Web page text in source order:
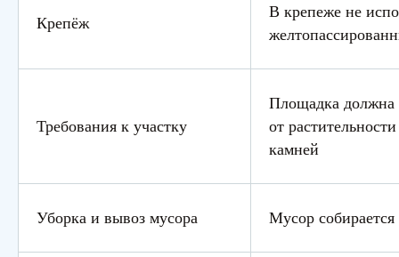
Крепёж
В крепеже не
Требования к участку
Площадка должна
от
камней
Уборка и вывоз мусора Мусор